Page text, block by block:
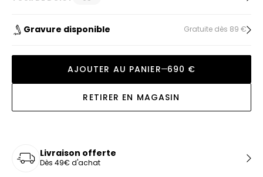
Gravure disponible Gratuite dès 89 €
AJOUTER AU PANIER 690 €
RETIRER EN MAGASIN
Livraison offerte
Dès 49€ d'achat